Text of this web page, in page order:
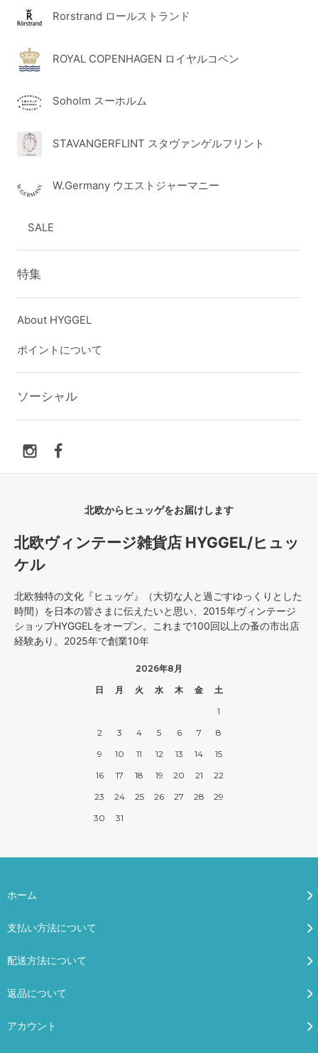
Rorstrand ロールストランド
ROYAL COPENHAGEN ロイヤルコペン
Soholm スーホルム
STAVANGERFLINT スタヴァンゲルフリント
W.Germany ウエストジャーマニー
SALE
特集
About HYGGEL
ポイントについて
ソーシャル
北欧からヒュッゲをお届けします
北欧ヴィンテージ雑貨店 HYGGEL/ヒュッ
ケル
北欧独特の文化『ヒュッゲ』（大切な人と過ごすゆっくりとした
時間）を日本の皆さまに伝えたいと思い、2015年ヴィンテージ
ショップHYGGELをオープン。これまで100回以上の蚤の市出店
経験あり。2025年で創業10年
2026年8月
日
月 火 水 木 金
土
1
2
3 4 5 6 7
8
9
10 11 12 13 14
15
16
17 18 19 20 21
22
23
24 25 26 27 28
29
30
31
ホーム
支払い方法について
配送方法について
返品について
アカウント